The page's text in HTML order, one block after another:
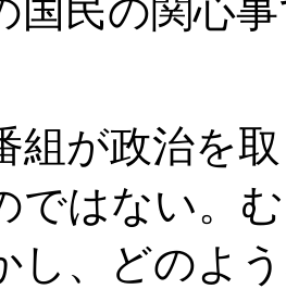
国民の関心
組が政治を
ではない。
し、どのよ